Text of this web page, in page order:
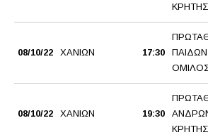
ΚΡΗΤΗΣ
08/10/22 ΧΑΝΙΩΝ 17:30
08/10/22 ΧΑΝΙΩΝ 19:30
ΚΡΗΤΗΣ